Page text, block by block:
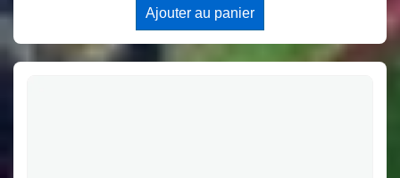
Ajouter au panier